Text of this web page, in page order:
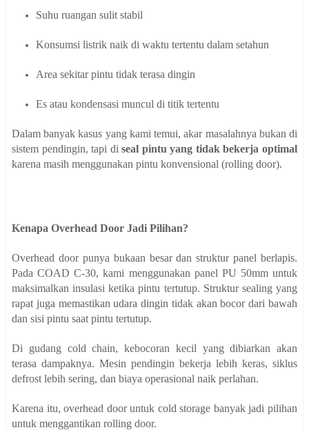
Suhu ruangan sulit stabil
Konsumsi listrik naik di waktu tertentu dalam setahun
Area sekitar pintu tidak terasa dingin
Es atau kondensasi muncul di titik tertentu
Dalam banyak kasus yang kami temui, akar masalahnya bukan di
sistem pendingin, tapi diseal pintu yang tidak bekerja optimal
karena masih menggunakan pintu konvensional (rolling door).
Kenapa Overhead Door Jadi Pilihan?
Overhead door punya bukaan besar dan struktur panel berlapis.
Pada COAD C-30, kami menggunakan panel PU 50mm untuk
maksimalkan insulasi ketika pintu tertutup. Struktur sealing yang
rapat juga memastikan udara dingin tidak akan bocor dari bawah
dan sisi pintu saat pintu tertutup.
Di gudang cold chain, kebocoran kecil yang dibiarkan akan
terasa dampaknya. Mesin pendingin bekerja lebih keras, siklus
defrost lebih sering, dan biaya operasional naik perlahan.
Karena itu, overhead door untuk cold storage banyak jadi pilihan
untuk menggantikan rolling door.